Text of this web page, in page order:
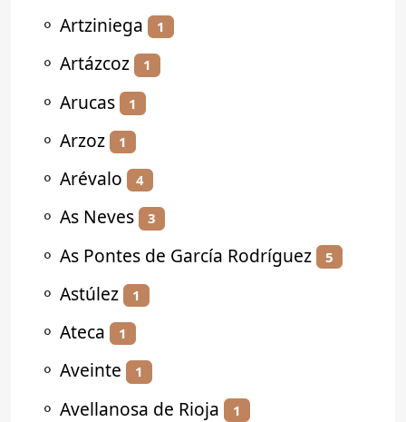
⚬ Artziniega 1
⚬ Artázcoz 1
⚬ Arucas 1
⚬ Arzoz 1
⚬ Arévalo 4
⚬ As Neves 3
⚬ As Pontes de García Rodríguez 5
⚬ Astúlez 1
⚬ Ateca 1
⚬ Aveinte 1
⚬ Avellanosa de Rioja 1